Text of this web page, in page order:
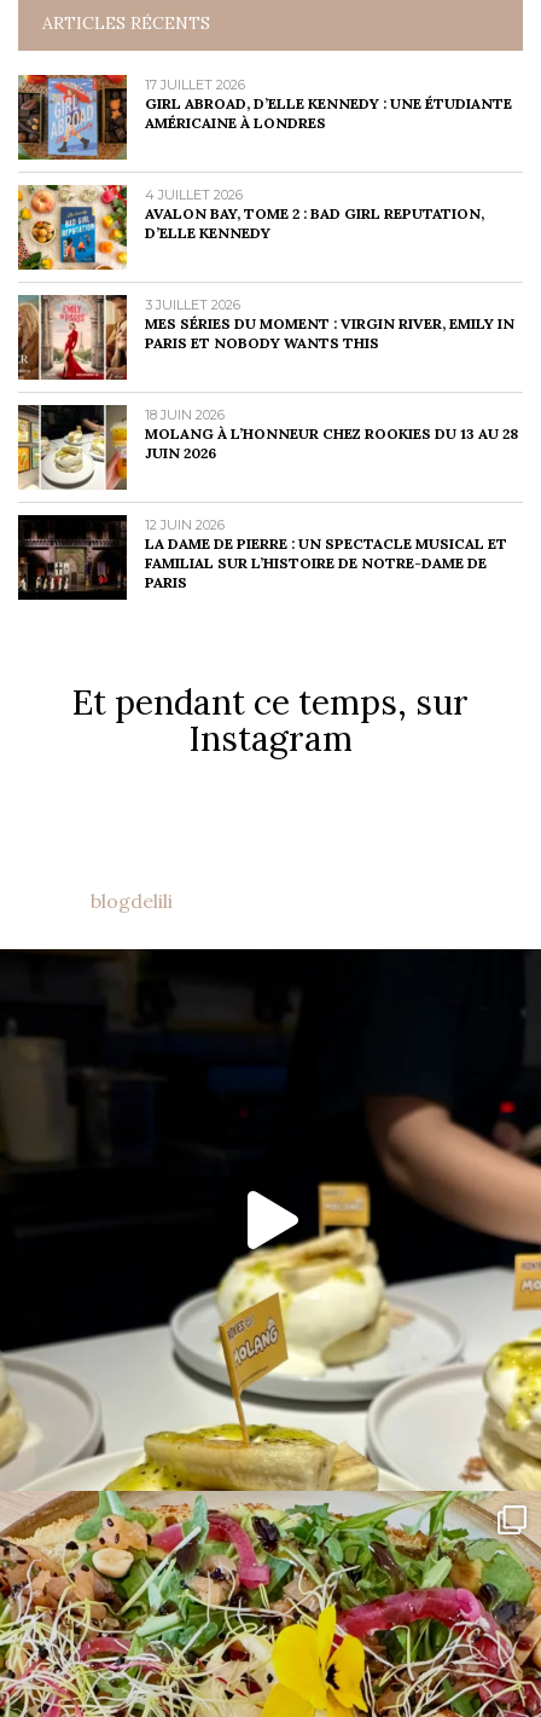
ARTICLES RÉCENTS
17 JUILLET 2026
GIRL ABROAD, D’ELLE KENNEDY : UNE ÉTUDIANTE
AMÉRICAINE À LONDRES
4 JUILLET 2026
AVALON BAY, TOME 2 : BAD GIRL REPUTATION,
D’ELLE KENNEDY
3 JUILLET 2026
MES SÉRIES DU MOMENT : VIRGIN RIVER, EMILY IN
PARIS ET NOBODY WANTS THIS
18 JUIN 2026
MOLANG À L’HONNEUR CHEZ ROOKIES DU 13 AU 28
JUIN 2026
12 JUIN 2026
LA DAME DE PIERRE : UN SPECTACLE MUSICAL ET
FAMILIAL SUR L’HISTOIRE DE NOTRE-DAME DE
PARIS
Et pendant ce temps, sur
Instagram
blogdelili